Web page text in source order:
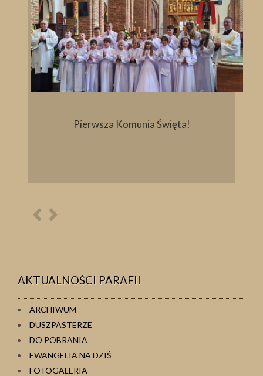
Poprzednia
Pierwsza Komunia Święta!
AKTUALNOŚCI PARAFII
ARCHIWUM
DUSZPASTERZE
DO POBRANIA
EWANGELIA NA DZIŚ
FOTOGALERIA